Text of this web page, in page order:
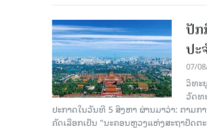
ປັກ
ປະ
07/
ວິທະ
ວັດທ
ປະກາດໃນວັນທີ 5 ສິງຫາ ຜ່ານມາວ່າ: ຕາມ
ຄັດ​ເລືອກເປັນ "ນະຄອນຫຼວງແຫ່ງສະຖາປັດຕະ